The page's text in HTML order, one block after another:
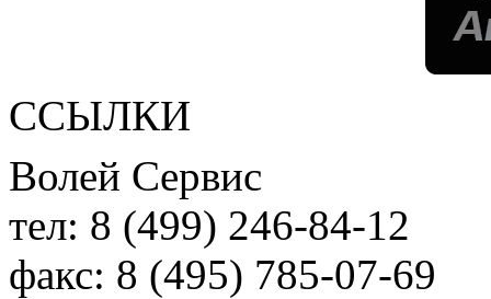
ССЫЛКИ
Волей Сервис
тел: 8 (499) 246-84-12
факс: 8 (495) 785-07-69